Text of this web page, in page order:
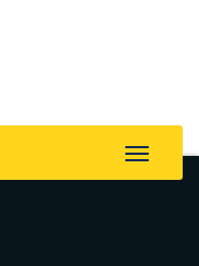
Toggle